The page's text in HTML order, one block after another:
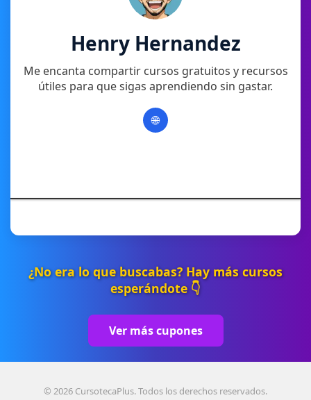
Henry Hernandez
Me encanta compartir cursos gratuitos y recursos
útiles para que sigas aprendiendo sin gastar.
🌐
¿No era lo que buscabas? Hay más cursos
esperándote 👇
Ver más cupones
© 2026 CursotecaPlus. Todos los derechos reservados.